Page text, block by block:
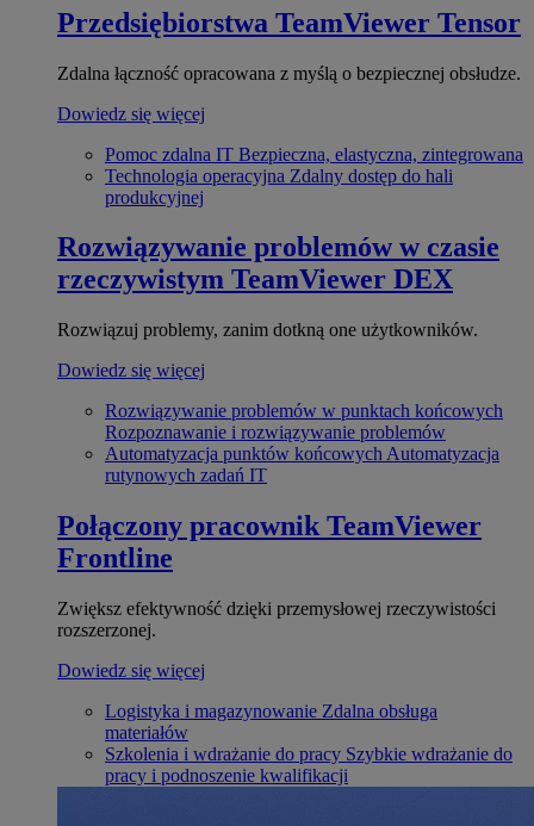
Przedsiębiorstwa TeamViewer Tensor
Zdalna łączność opracowana z myślą o bezpiecznej obsłudze.
Dowiedz się więcej
Pomoc zdalna IT Bezpieczna, elastyczna, zintegrowana
Technologia operacyjna Zdalny dostęp do hali
produkcyjnej
Rozwiązywanie problemów w czasie
rzeczywistym TeamViewer DEX
Rozwiązuj problemy, zanim dotkną one użytkowników.
Dowiedz się więcej
Rozwiązywanie problemów w punktach końcowych
Rozpoznawanie i rozwiązywanie problemów
Automatyzacja punktów końcowych Automatyzacja
rutynowych zadań IT
Połączony pracownik TeamViewer
Frontline
Zwiększ efektywność dzięki przemysłowej rzeczywistości
rozszerzonej.
Dowiedz się więcej
Logistyka i magazynowanie Zdalna obsługa
materiałów
Szkolenia i wdrażanie do pracy Szybkie wdrażanie do
pracy i podnoszenie kwalifikacji